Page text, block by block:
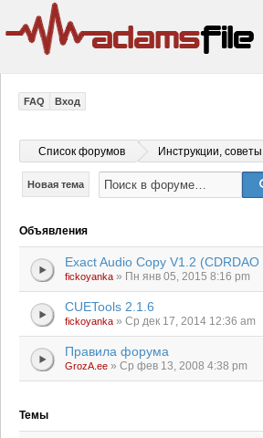
FAQ Вход
Список форумов Инструкции,
Новая тема
Объявления
Exact Audio Copy V1.2
fickoyanka » Пн янв 05, 2015 8:16 pm
CUETools 2.1.6
fickoyanka » Ср дек 17, 2014 12:36 am
Правила форума
GrozA.ee » Ср фев 13, 2008 4:38 pm
Темы